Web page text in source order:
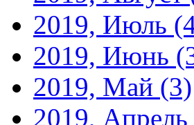
2019, Июль
2019, Июнь
2019, Май (3)
2019, Апрель